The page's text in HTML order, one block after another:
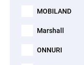
MOBILAND
Marshall
ONNURI